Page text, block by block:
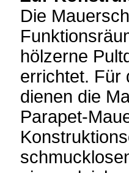
Die
hölzerne
errichtet. Für
dienen die
Parapet-